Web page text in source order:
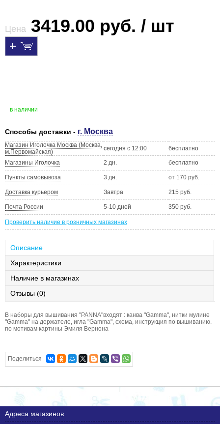
Цена 3419.00 руб. / шт
в наличии
Способы доставки - г. Москва
Магазин Иголочка Москва (Москва,
м.Первомайская)
сегодня с 12:00 бесплатно
Магазины Иголочка 2 дн. бесплатно
Пункты самовывоза 3 дн. от 170 руб.
Доставка курьером Завтра 215 руб.
Почта России 5-10 дней 350 руб.
Проверить наличие в розничных магазинах
Описание
Характеристики
Наличие в магазинах
Отзывы (0)
В наборы для вышивания "PANNA"входят : канва "Gamma", нитки мулине
"Gamma" на держателе, игла "Gamma", схема, инструкция по вышиванию.
по мотивам картины Эмиля Вернона
Поделиться
Адреса магазинов